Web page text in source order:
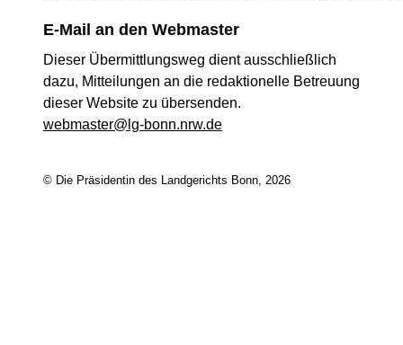
E-Mail an den Webmaster
Dieser Übermittlungsweg dient ausschließlich
dazu, Mitteilungen an die redaktionelle Betreuung
dieser Website zu übersenden.
webmaster@lg-bonn.nrw.de
© Die Präsidentin des Landgerichts Bonn, 2026